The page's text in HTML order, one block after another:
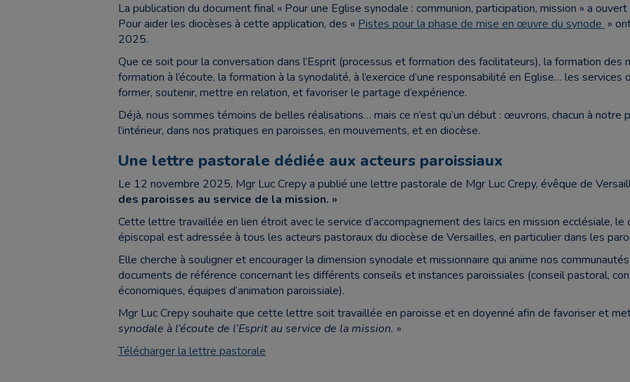
La publication du document final « Pour une Eglise synodale : communion, participation, mission » a
Pour aider les diocèses à cette application, des « Pistes pour la phase de mise en œuvre du synode »
2025.
Que ce soit pour la conversation dans l’Esprit (processus et formation des facilitateurs), la formation des
formation à l’écoute, la formation à la synodalité, à l’exercice d’une responsabilité en Eglise… les
former, soutenir, mettre en relation, et favoriser le partage d’expérience.
Déjà, nous sommes témoins de belles réalisations… mais ce n’est qu’un début : œuvrons, chacun à
l’intérieur, dans nos pratiques en paroisses, en mouvements, et en diocèse.
Une lettre pastorale dédiée aux acteurs paroissiaux
Le 12 novembre 2025, Mgr Luc Crepy a publié une lettre pastorale de Mgr Luc Crepy, évêque de
des paroisses au service de la mission. »
Cette lettre travaillée en lien étroit avec le service d’accompagnement des laïcs en mission ecclésiale,
épiscopal est adressée à tous les acteurs pastoraux du diocèse de Versailles, en particulier dans les
Elle cherche à souligner et encourager la dimension synodale et missionnaire qui anime nos
documents de référence concernant les différents conseils et instances paroissiales (conseil pastoral,
économiques, équipes d’animation paroissiale).
Mgr Luc Crepy souhaite que cette lettre soit travaillée en paroisse et en doyenné afin de favoriser et
synodale à l’écoute de l’Esprit au service de la mission. »
Télécharger la lettre pastorale